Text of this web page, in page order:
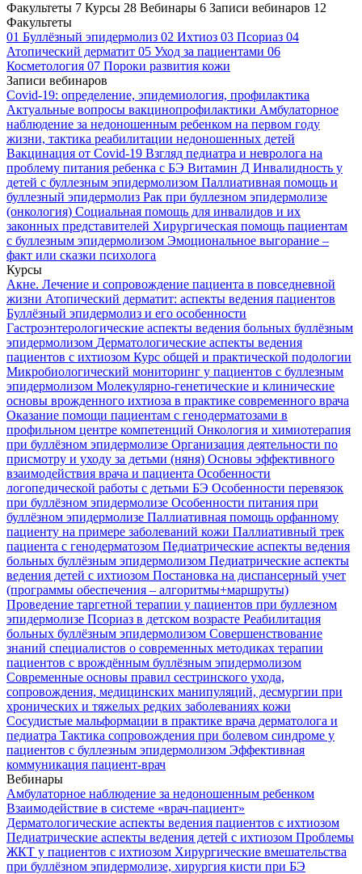
Факультеты 7 Курсы 28 Вебинары 6 Записи вебинаров 12
Факультеты
01 Буллёзный эпидермолиз 02 Ихтиоз 03 Псориаз 04
Атопический дерматит 05 Уход за пациентами 06
Косметология 07 Пороки развития кожи
Записи вебинаров
Covid-19: определение, эпидемиология, профилактика
Актуальные вопросы вакцинопрофилактики Амбулаторное
наблюдение за недоношенным ребенком на первом году
жизни, тактика реабилитации недоношенных детей
Вакцинация от Covid-19 Взгляд педиатра и невролога на
проблему питания ребенка с БЭ Витамин Д Инвалидность у
детей с буллезным эпидермолизом Паллиативная помощь и
буллезный эпидермолиз Рак при буллезном эпидермолизе
(онкология) Социальная помощь для инвалидов и их
законных представителей Хирургическая помощь пациентам
с буллезным эпидермолизом Эмоциональное выгорание –
факт или сказки психолога
Курсы
Акне. Лечение и сопровождение пациента в повседневной
жизни Атопический дерматит: аспекты ведения пациентов
Буллёзный эпидермолиз и его особенности
Гастроэнтерологические аспекты ведения больных буллёзным
эпидермолизом Дерматологические аспекты ведения
пациентов с ихтиозом Курс общей и практической подологии
Микробиологический мониторинг у пациентов с буллезным
эпидермолизом Молекулярно-генетические и клинические
основы врожденного ихтиоза в практике современного врача
Оказание помощи пациентам с генодерматозами в
профильном центре компетенций Онкология и химиотерапия
при буллёзном эпидермолизе Организация деятельности по
присмотру и уходу за детьми (няня) Основы эффективного
взаимодействия врача и пациента Особенности
логопедической работы с детьми БЭ Особенности перевязок
при буллёзном эпидермолизе Особенности питания при
буллёзном эпидермолизе Паллиативная помощь орфанному
пациенту на примере заболеваний кожи Паллиативный трек
пациента с генодерматозом Педиатрические аспекты ведения
больных буллёзным эпидермолизом Педиатрические аспекты
ведения детей с ихтиозом Постановка на диспансерный учет
(программы обеспечения – алгоритмы+маршруты)
Проведение таргетной терапии у пациентов при буллезном
эпидермолизе Псориаз в детском возрасте Реабилитация
больных буллёзным эпидермолизом Совершенствование
знаний специалистов о современных методиках терапии
пациентов с врождённым буллёзным эпидермолизом
Современные основы правил сестринского ухода,
сопровождения, медицинских манипуляций, десмургии при
хронических и тяжелых редких заболеваниях кожи
Сосудистые мальформации в практике врача дерматолога и
педиатра Тактика сопровождения при болевом синдроме у
пациентов с буллезным эпидермолизом Эффективная
коммуникация пациент-врач
Вебинары
Амбулаторное наблюдение за недоношенным ребенком
Взаимодействие в системе «врач-пациент»
Дерматологические аспекты ведения пациентов с ихтиозом
Педиатрические аспекты ведения детей с ихтиозом Проблемы
ЖКТ у пациентов с ихтиозом Хирургические вмешательства
при буллёзном эпидермолизе, хирургия кисти при БЭ